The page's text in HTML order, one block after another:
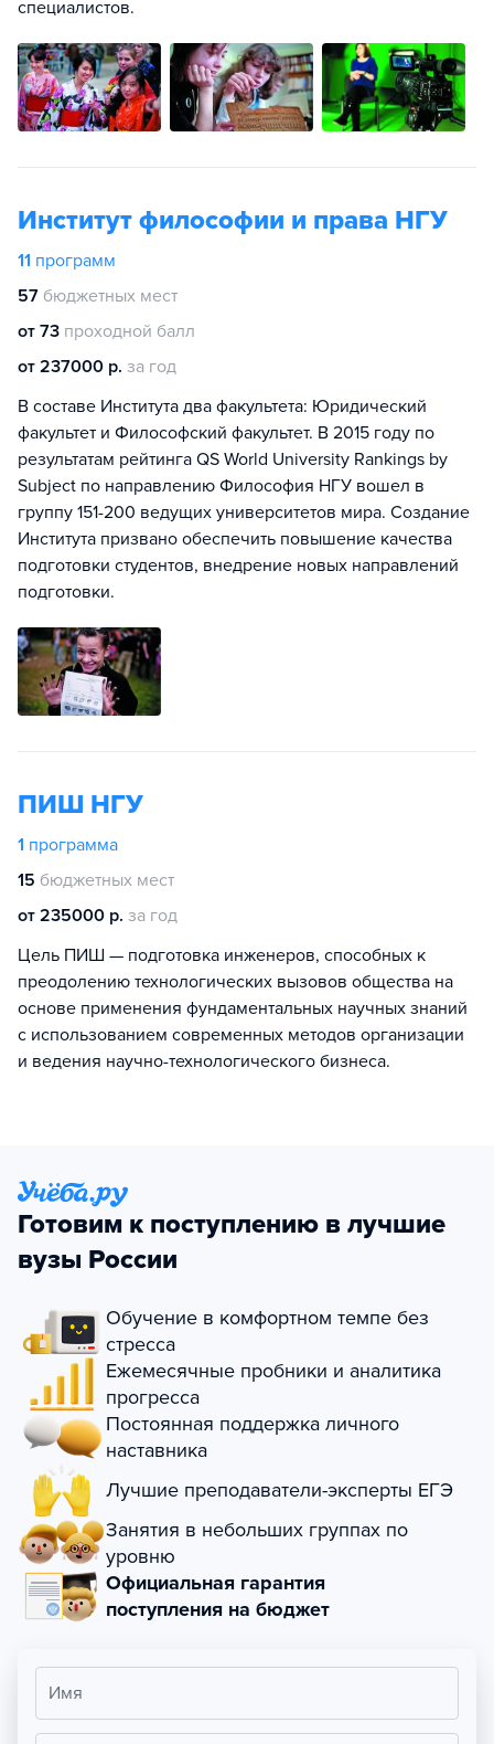
специалистов.
Институт философии и права НГУ
11 программ
57 бюджетных мест
от 73 проходной балл
от 237000 р. за год
В составе Института два факультета: Юридический
факультет и Философский факультет. В 2015 году по
результатам рейтинга QS World University Rankings by
Subject по направлению Философия НГУ вошел в
группу 151-200 ведущих университетов мира. Создание
Института призвано обеспечить повышение качества
подготовки студентов, внедрение новых направлений
подготовки.
ПИШ НГУ
1 программа
15 бюджетных мест
от 235000 р. за год
Цель ПИШ — подготовка инженеров, способных к
преодолению технологических вызовов общества на
основе применения фундаментальных научных знаний
с использованием современных методов организации
и ведения научно-технологического бизнеса.
Готовим к поступлению в лучшие
вузы России
Обучение в комфортном темпе без
стресса
Ежемесячные пробники и аналитика
прогресса
Постоянная поддержка личного
наставника
Лучшие преподаватели-эксперты ЕГЭ
Занятия в небольших группах по
уровню
Официальная гарантия
поступления на бюджет
Имя